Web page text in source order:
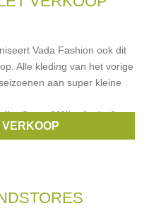
Vada Fashion ook dit
Alle kleding van het vorige
aan super kleine
,Grace&Mila,Andy &